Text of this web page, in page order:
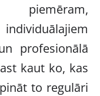
piemēram,
profesionālā
kaut ko, kas
to regulāri